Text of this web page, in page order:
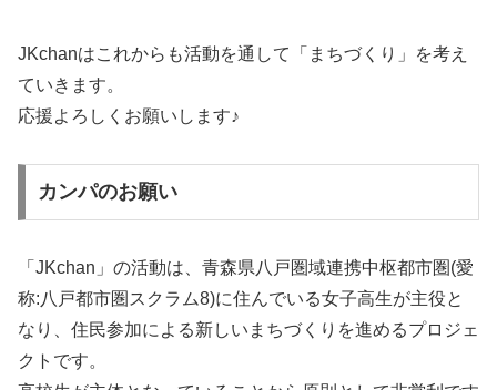
JKchanはこれからも活動を通して「まちづくり」を考え
ていきます。
応援よろしくお願いします♪
カンパのお願い
「JKchan」の活動は、青森県八戸圏域連携中枢都市圏(愛
称:八戸都市圏スクラム8)に住んでいる女子高生が主役と
なり、住民参加による新しいまちづくりを進めるプロジェ
クトです。